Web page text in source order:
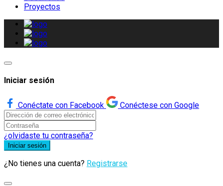
Proyectos
Iniciar sesión
Conéctate con Facebook Conéctese con Google
¿olvidaste tu contraseña?
Iniciar sesión
¿No tienes una cuenta? Registrarse